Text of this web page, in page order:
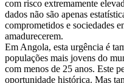
com risco extremamente
dados não são apenas
comprometidos e sociedades
amadurecerem.
Em Angola, esta urgência é
populações mais jovens do
com menos de 25 anos. Este
oportunidade histórica. Mas